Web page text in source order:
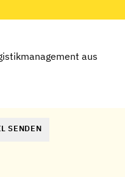
aus
SENDEN